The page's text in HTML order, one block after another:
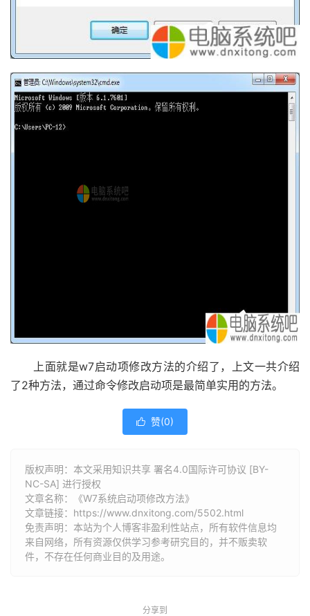
上面就是w7启动项修改方法的介绍了，上文一共介绍
了2种方法，通过命令修改启动项是最简单实用的方法。
 赞(0)
版权声明：本文采用知识共享 署名4.0国际许可协议 [BY-
NC-SA] 进行授权
文章名称：《W7系统启动项修改方法》
文章链接： https://www.dnxitong.com/5502.html
免责声明：本站为个人博客非盈利性站点，所有软件信息均
来自网络，所有资源仅供学习参考研究目的，并不贩卖软
件，不存在任何商业目的及用途。
分享到